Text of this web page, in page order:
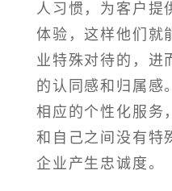
人习惯，为客户提
体验，这样他们就
业特殊对待的，进
的认同感和归属感
相应的个性化服务
和自己之间没有特
企业产生忠诚度。